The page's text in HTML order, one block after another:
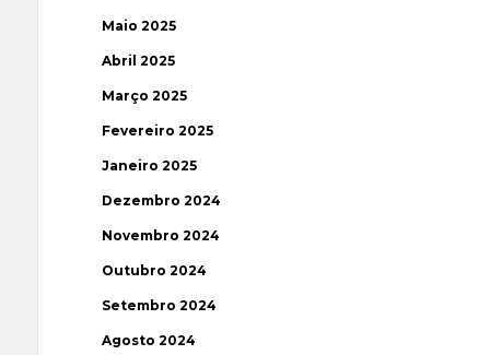
Maio 2025
Abril 2025
Março 2025
Fevereiro 2025
Janeiro 2025
Dezembro 2024
Novembro 2024
Outubro 2024
Setembro 2024
Agosto 2024